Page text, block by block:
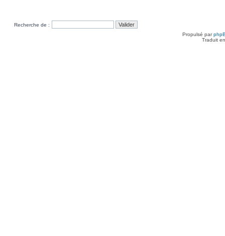
Recherche de :
Propulsé par
Traduit